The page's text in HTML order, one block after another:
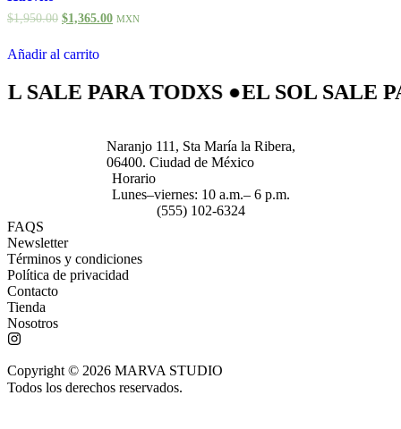
$1,950.00 $1,365.00 MXN
Añadir al carrito
PARA TODXS ●EL SOL SALE
Naranjo 111, Sta María la Ribera,
06400. Ciudad de México
Horario
Lunes–viernes: 10 a.m.– 6 p.m.
(555) 102-6324
FAQS
Newsletter
Términos y condiciones
Política de privacidad
Contacto
Tienda
Nosotros
Copyright © 2026 MARVA STUDIO
Todos los derechos reservados.